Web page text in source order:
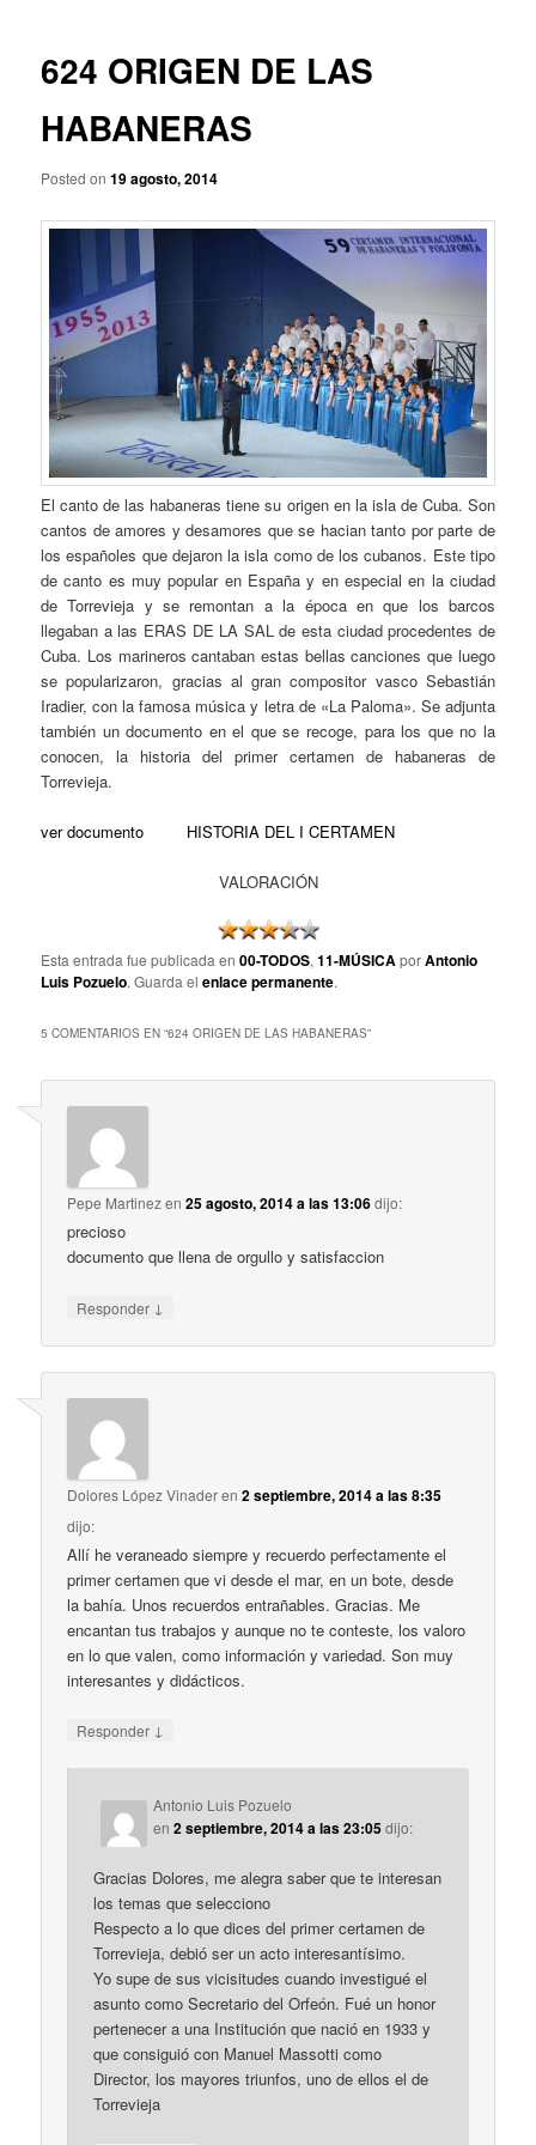
g
d
e
e
t
r
a
d
a
s
624 ORIGEN DE LAS
HABANERAS
Posted on19 agosto, 2014
El canto de las habaneras tiene su origen en la isla de Cuba. Son
cantos de amores y desamores que se hacian tanto por parte de
los españoles que dejaron la isla como de los cubanos. Este tipo
de canto es muy popular en España y en especial en la ciudad
de Torrevieja y se remontan a la época en que los barcos
llegaban a las ERAS DE LA SAL de esta ciudad procedentes de
Cuba. Los marineros cantaban estas bellas canciones que luego
se popularizaron, gracias al gran compositor vasco Sebastián
Iradier, con la famosa música y letra de «La Paloma». Se adjunta
también un documento en el que se recoge, para los que no la
conocen, la historia del primer certamen de habaneras de
Torrevieja.
ver documento HISTORIA DEL I CERTAMEN
VALORACIÓN
Esta entrada fue publicada en00-TODOS,11-MÚSICAporAntonio
Luis Pozuelo. Guarda elenlace permanente.
5 COMENTARIOS EN “624 ORIGEN DE LAS HABANERAS”
Pepe Martinezen25 agosto, 2014 a las 13:06dijo:
precioso
documento que llena de orgullo y satisfaccion
Responder ↓
Dolores López Vinaderen2 septiembre, 2014 a las 8:35
dijo:
Allí he veraneado siempre y recuerdo perfectamente el
primer certamen que vi desde el mar, en un bote, desde
la bahía. Unos recuerdos entrañables. Gracias. Me
encantan tus trabajos y aunque no te conteste, los valoro
en lo que valen, como información y variedad. Son muy
interesantes y didácticos.
Responder ↓
Antonio Luis Pozuelo
en2 septiembre, 2014 a las 23:05dijo:
Gracias Dolores, me alegra saber que te interesan
los temas que selecciono
Respecto a lo que dices del primer certamen de
Torrevieja, debió ser un acto interesantísimo.
Yo supe de sus vicisitudes cuando investigué el
asunto como Secretario del Orfeón. Fué un honor
pertenecer a una Institución que nació en 1933 y
que consiguió con Manuel Massotti como
Director, los mayores triunfos, uno de ellos el de
Torrevieja